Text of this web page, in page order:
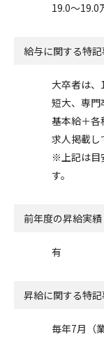
19.0〜19.0
給与に関する特
大卒者は
短大、専
基本給＋各
求人掲載し
※上記は目
す。
前年度の昇給実績
有
昇給に関する特
毎年7月（